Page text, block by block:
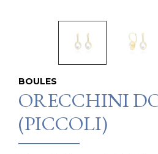
BOULES
ORECCHINI
(PICCOLI)